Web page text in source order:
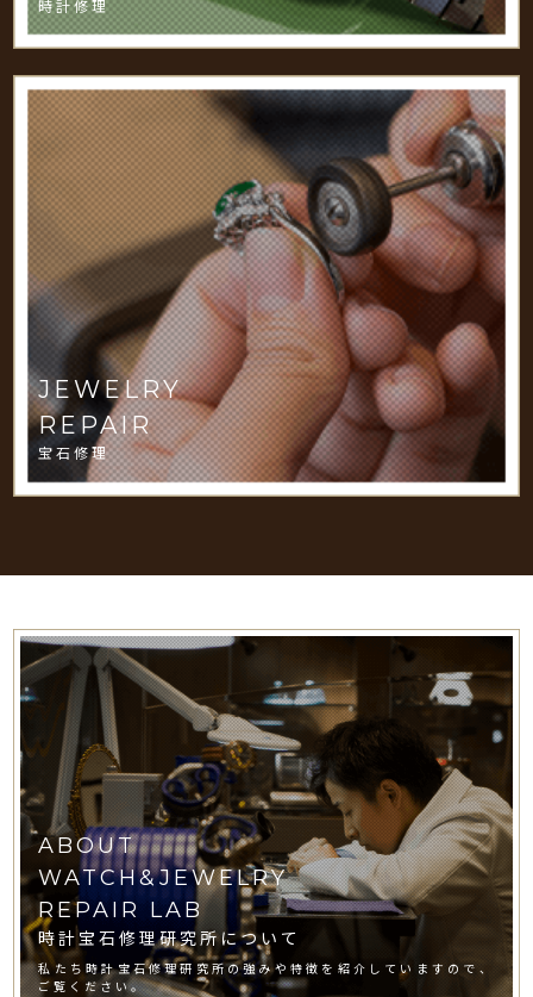
時計修理
JEWELRY
REPAIR
宝石修理
ABOUT
WATCH&JEWELRY
REPAIR LAB
時計宝石修理研究所について
私たち時計宝石修理研究所の強みや特徴を紹介していますので、
ご覧ください。